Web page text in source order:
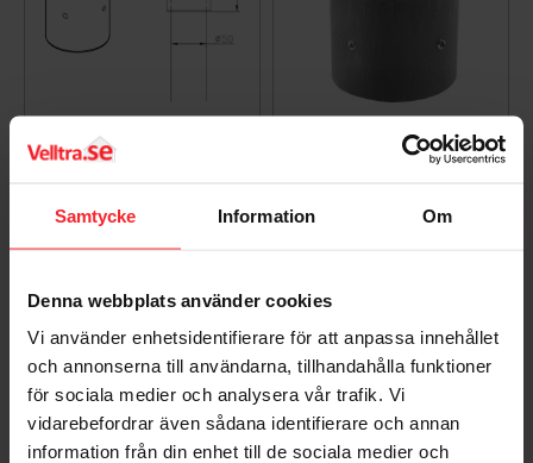
Samtycke Information Om
Denna webbplats använder cookies
Vi använder enhetsidentifierare för att anpassa innehållet
och annonserna till användarna, tillhandahålla funktioner
för sociala medier och analysera vår trafik. Vi
vidarebefordrar även sådana identifierare och annan
information från din enhet till de sociala medier och
Adapter 60-50mm,
Aluminium, Norlys
413DKK
Gem som favorit
Adapter 50-60mm,
Sort, Norlys 3060B